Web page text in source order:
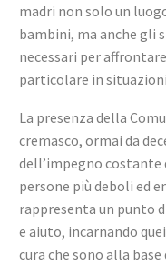
madri non solo un
bambini, ma anche gli
necessari per
particolare in
La presenza della
cremasco, ormai da
dell’impegno costante
persone più deboli ed
rappresenta un punto
e aiuto, incarnando
cura che sono alla